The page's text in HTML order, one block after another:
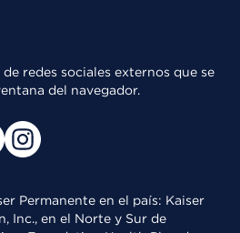
redes sociales externos que se
del navegador.
Permanente en el país: Kaiser
Inc., en el Norte y Sur de